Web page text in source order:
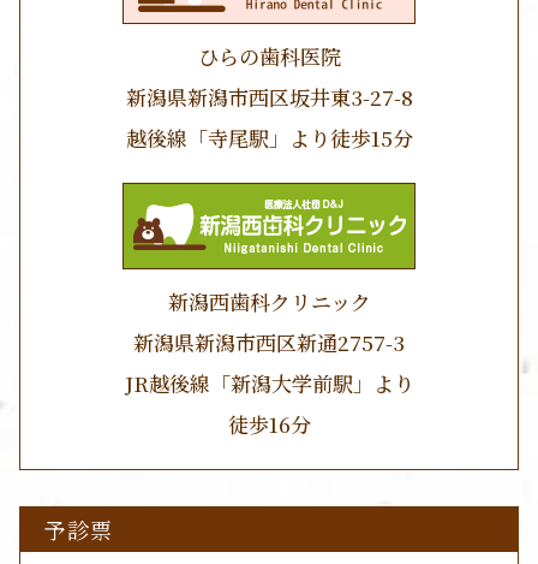
ひらの歯科医院
新潟県新潟市西区坂井東3-27-8
越後線「寺尾駅」より徒歩15分
新潟西歯科クリニック
新潟県新潟市西区新通2757-3
JR越後線「新潟大学前駅」より
徒歩16分
予診票